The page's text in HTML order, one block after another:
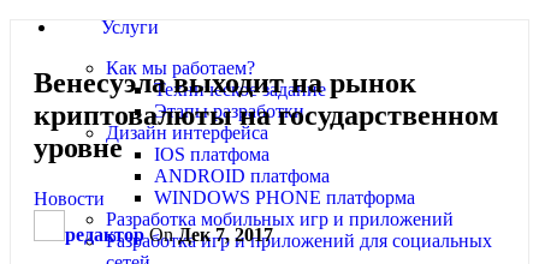
Услуги
Как мы работаем?
Техническое задание
Этапы разработки
Дизайн интерфейса
IOS платфома
ANDROID платфома
WINDOWS PHONE платформа
Разработка мобильных игр и приложений
Разработка игр и приложений для социальных
Венесуэла выходит на рынок
криптовалюты на государственном
уровне
Новости
редактор OnДек 7, 2017